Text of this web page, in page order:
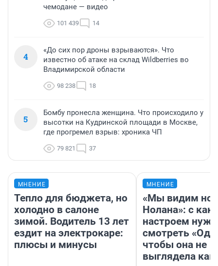
чемодане — видео
101 439 14
4
«До сих пор дроны взрываются». Что
известно об атаке на склад Wildberries во
Владимирской области
98 238 18
5
Бомбу пронесла женщина. Что происходило у
высотки на Кудринской площади в Москве,
где прогремел взрыв: хроника ЧП
79 821 37
МНЕНИЕ
Тепло для бюджета, но
холодно в салоне
зимой. Водитель 13 лет
ездит на электрокаре:
плюсы и минусы
МНЕНИЕ
«Мы видим
Нолана»: с
настроем
смотреть
чтобы она не
выглядела как